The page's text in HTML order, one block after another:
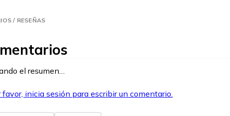
/ RESEÑAS
el resumen…
favor, inicia sesión para escribir un comentario.